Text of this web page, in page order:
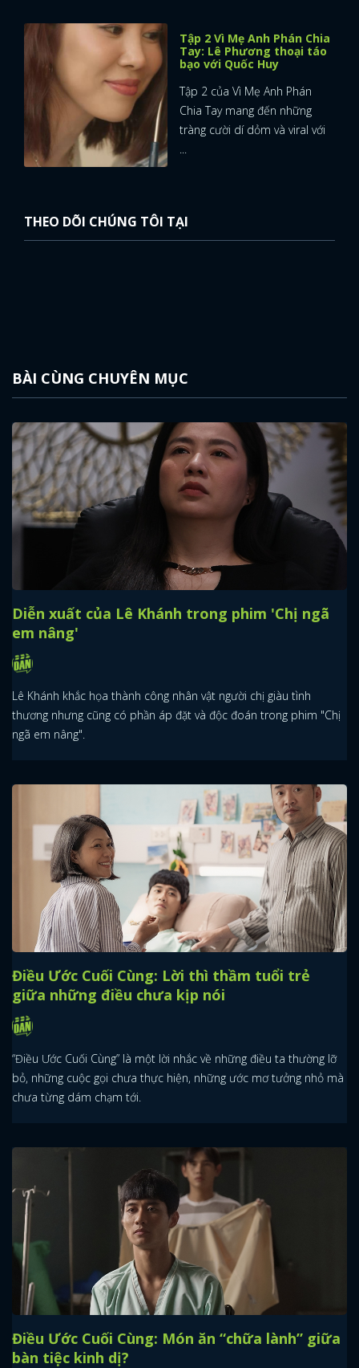
Tập 2 Vì Mẹ Anh Phán Chia
Tay: Lê Phương thoại táo
bạo với Quốc Huy
Tập 2 của Vì Mẹ Anh Phán
Chia Tay mang đến những
tràng cười dí dỏm và viral với
...
THEO DÕI CHÚNG TÔI TẠI
BÀI CÙNG CHUYÊN MỤC
Diễn xuất của Lê Khánh trong phim 'Chị ngã
em nâng'
Lê Khánh khắc họa thành công nhân vật người chị giàu tình
thương nhưng cũng có phần áp đặt và độc đoán trong phim "Chị
ngã em nâng".
Điều Ước Cuối Cùng: Lời thì thầm tuổi trẻ
giữa những điều chưa kịp nói
“Điều Ước Cuối Cùng” là một lời nhắc về những điều ta thường lỡ
bỏ, những cuộc gọi chưa thực hiện, những ước mơ tưởng nhỏ mà
chưa từng dám chạm tới.
Điều Ước Cuối Cùng: Món ăn “chữa lành” giữa
bàn tiệc kinh dị?